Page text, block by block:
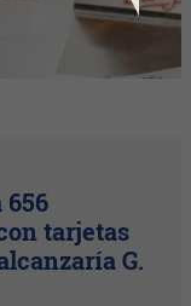
656
tarjetas
G.